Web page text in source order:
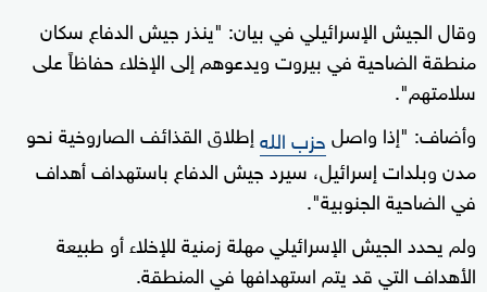
وقال الجيش الإسرائيلي في بيان: "ينذر جيش الدفاع سكان
منطقة الضاحية في بيروت ويدعوهم إلى الإخلاء حفاظاً على
سلامتهم".
وأضاف: "إذا واصلحزب اللهإطلاق القذائف الصاروخية نحو
مدن وبلدات إسرائيل، سيرد جيش الدفاع باستهداف أهداف
في الضاحية الجنوبية".
ولم يحدد الجيش الإسرائيلي مهلة زمنية للإخلاء أو طبيعة
الأهداف التي قد يتم استهدافها في المنطقة.